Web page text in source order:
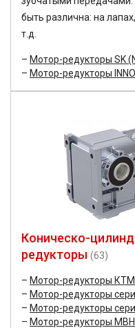
быть различна: на
т.д.
Мотор-редукторы SK
Мотор-редукторы
Коническо-
редукторы (63)
Мотор-редукторы КТМ
Мотор-редукторы
Мотор-редукторы
Мотор-редукторы